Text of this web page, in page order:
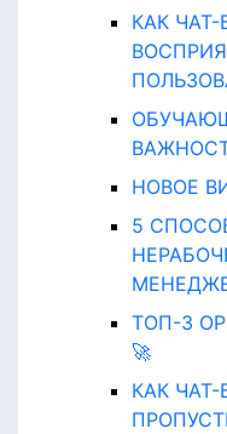
КАК
НОВОЕ
5
ТОП-3
🚀
КАК